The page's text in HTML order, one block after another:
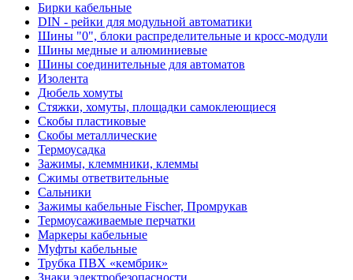
Бирки кабельные
DIN - рейки для модульной автоматики
Шины "0", блоки распределительные и кросс-модули
Шины медные и алюминиевые
Шины соединительные для автоматов
Изолента
Дюбель хомуты
Стяжки, хомуты, площадки самоклеющиеся
Скобы пластиковые
Скобы металлические
Термоусадка
Зажимы, клеммники, клеммы
Сжимы ответвительные
Сальники
Зажимы кабельные Fischer, Промрукав
Термоусаживаемые перчатки
Маркеры кабельные
Муфты кабельные
Трубка ПВХ «кембрик»
Знаки электробезопасности